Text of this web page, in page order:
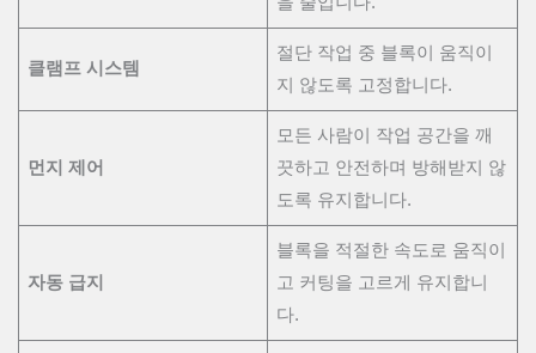
클램프 시스템
절단 작업 중 블록이 움직이
지 않도록 고정합니다.
먼지 제어
모든 사람이 작업 공간을 깨
끗하고 안전하며 방해받지 않
도록 유지합니다.
자동 급지
블록을 적절한 속도로 움직이
고 커팅을 고르게 유지합니
다.